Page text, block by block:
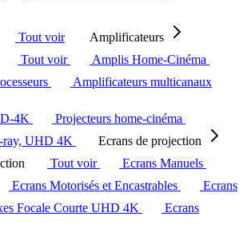
Tout voir
Amplificateurs
Tout voir
Amplis Home-Cinéma
Amplificateurs multicanaux
4K
Projecteurs home-cinéma
UHD 4K
Ecrans de projection
Tout voir
Ecrans Manuels
Ecrans Motorisés et Encastrables
Ecrans
Focale Courte UHD 4K
Ecrans